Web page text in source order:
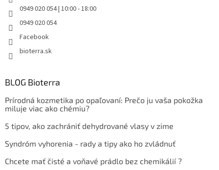
0949 020 054 | 10:00 - 18:00
0949 020 054
Facebook
bioterra.sk
BLOG Bioterra
Prírodná kozmetika po opaľovaní: Prečo ju vaša pokožka
miluje viac ako chémiu?
5 tipov, ako zachrániť dehydrované vlasy v zime
Syndróm vyhorenia - rady a tipy ako ho zvládnuť
Chcete mať čisté a voňavé prádlo bez chemikálií ?